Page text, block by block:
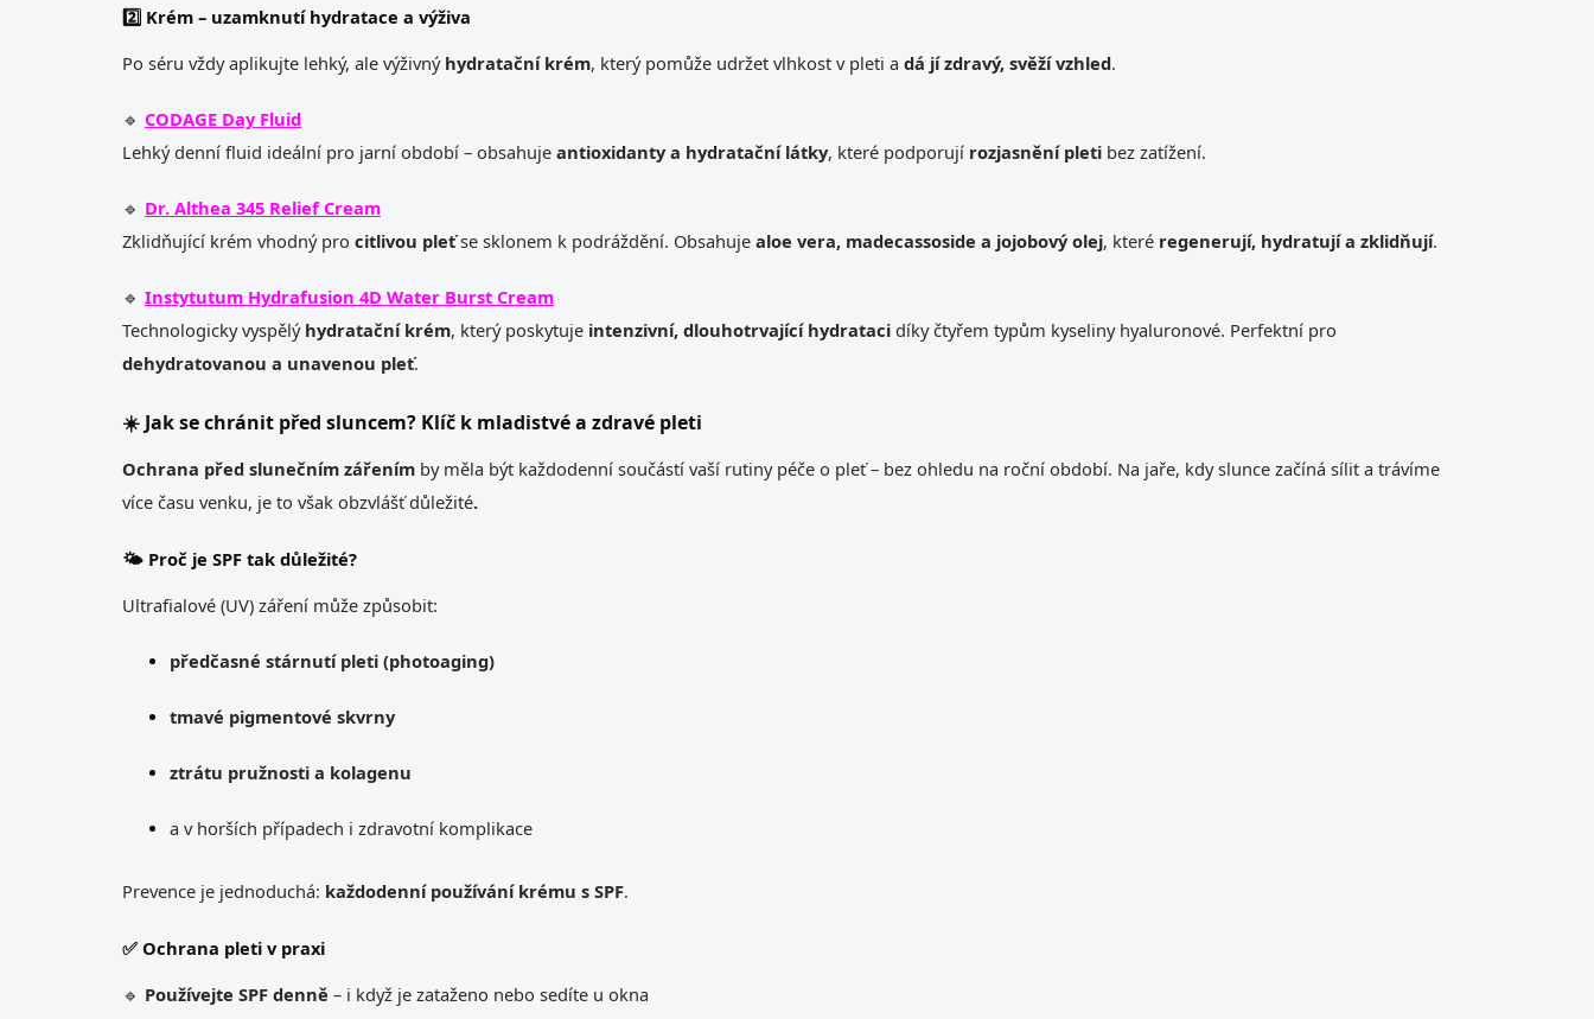
2️⃣ Krém – uzamknutí hydratace a výživa
Po séru vždy aplikujte lehký, ale výživný hydratační krém, který pomůže udržet vlhkost v pleti a dá jí zdravý, svěží vzhled.
🔹 CODAGE Day Fluid
Lehký denní fluid ideální pro jarní období – obsahuje antioxidanty a hydratační látky, které podporují rozjasnění pleti bez zatížení.
🔹 Dr. Althea 345 Relief Cream
Zklidňující krém vhodný pro citlivou pleťse sklonem k podráždění. Obsahuje aloe vera, madecassoside a jojobový olej, které regenerují, hydratují a zklidňují.
🔹 Instytutum Hydrafusion 4D Water Burst Cream
Technologicky vyspělý hydratační krém, který poskytuje intenzivní, dlouhotrvající hydrataci díky čtyřem typům kyseliny hyaluronové. Perfektní pro
dehydratovanou a unavenou pleť.
☀️ Jak se chránit před sluncem? Klíč k mladistvé a zdravé pleti
Ochrana před slunečním zářením by měla být každodenní součástí vaší rutiny péče o pleť – bez ohledu na roční období. Na jaře, kdy slunce začíná sílit a trávíme
více času venku, je to však obzvlášť důležité.
🌤 Proč je SPF tak důležité?
Ultrafialové (UV) záření může způsobit:
předčasné stárnutí pleti (photoaging)
tmavé pigmentové skvrny
ztrátu pružnosti a kolagenu
a v horších případech i zdravotní komplikace
Prevence je jednoduchá: každodenní používání krému s SPF.
✅ Ochrana pleti v praxi
🔹 Používejte SPF denně – i když je zataženo nebo sedíte u okna